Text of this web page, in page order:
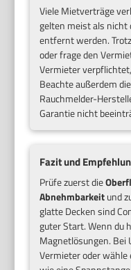
Viele Mietverträge
gelten meist als
entfernt werden.
oder frage den
Vermieter
Beachte außerdem
Rauchmelder-
Garantie nicht
Fazit und
Prüfe zuerst die
Abnehmbarkeitund
glatte Decken sind
guter Start. Wenn du
Magnetlösungen.
Vermieter oder